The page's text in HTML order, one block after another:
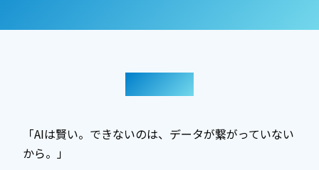
「AIは賢い。できないのは、データが繋がっていない
から。」